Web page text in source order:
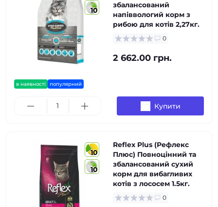
10
в наявності популярний
збалансований
напіввологий корм з
рибою для котів 2,27кг.
0
2 662.00 грн.
Купити
10
10
Reflex Plus (Рефлекс
Плюс) Повноцінний та
збалансований сухий
корм для вибагливих
котів з лососем 1.5кг.
0